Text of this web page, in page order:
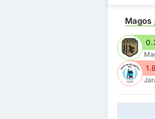
Magos